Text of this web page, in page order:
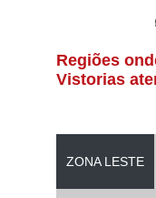
Regiões
Vistorias
ZONA LESTE